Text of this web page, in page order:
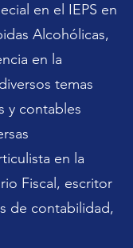
en el IEPS en
Alcohólicas,
en la
temas
y contables
en la
Fiscal, escritor
de contabilidad,